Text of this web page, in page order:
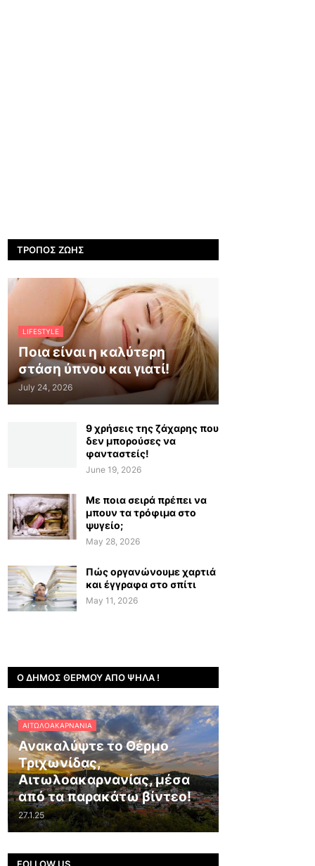
ΤΡΌΠΟΣ ΖΩΉΣ
LIFESTYLE
Ποια είναι η καλύτερη
στάση ύπνου και γιατί!
July 24, 2026
9 χρήσεις της ζάχαρης που
δεν μπορούσες να
φανταστείς!
June 19, 2026
Με ποια σειρά πρέπει να
μπουν τα τρόφιμα στο
ψυγείο;
May 28, 2026
Πώς οργανώνουμε χαρτιά
και έγγραφα στο σπίτι
May 11, 2026
Ο ΔΉΜΟΣ ΘΈΡΜΟΥ ΑΠΌ ΨΗΛΆ !
ΑΙΤΩΛΟΑΚΑΡΝΑΝΊΑ
Ανακαλύψτε το Θέρμο
Τριχωνίδας,
Αιτωλοακαρνανίας, μέσα
από τα παρακάτω βίντεο!
27.1.25
FOLLOW US